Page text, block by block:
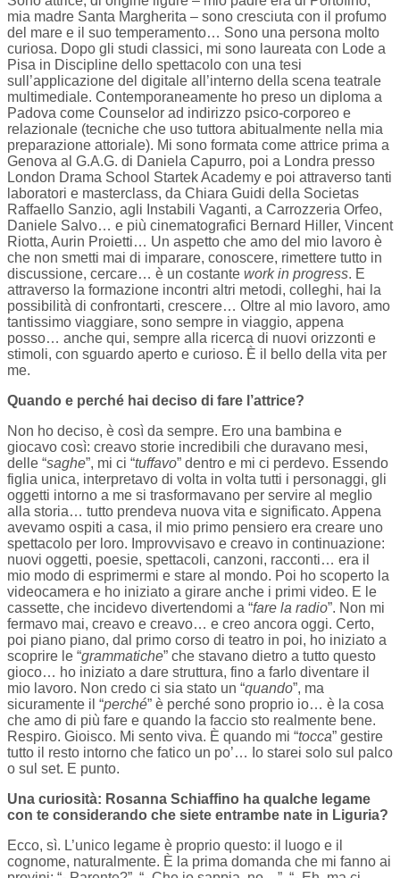
mia madre Santa Margherita – sono cresciuta con il profumo
del mare e il suo temperamento… Sono una persona molto
curiosa. Dopo gli studi classici, mi sono laureata con Lode a
Pisa in Discipline dello spettacolo con una tesi
sull’applicazione del digitale all’interno della scena teatrale
multimediale. Contemporaneamente ho preso un diploma a
Padova come Counselor ad indirizzo psico-corporeo e
relazionale (tecniche che uso tuttora abitualmente nella mia
preparazione attoriale). Mi sono formata come attrice prima a
Genova al G.A.G. di Daniela Capurro, poi a Londra presso
London Drama School Startek Academy e poi attraverso tanti
laboratori e masterclass, da Chiara Guidi della Societas
Raffaello Sanzio, agli Instabili Vaganti, a Carrozzeria Orfeo,
Daniele Salvo… e più cinematografici Bernard Hiller, Vincent
Riotta, Aurin Proietti… Un aspetto che amo del mio lavoro è
che non smetti mai di imparare, conoscere, rimettere tutto in
discussione, cercare… è un costante work in progress. E
attraverso la formazione incontri altri metodi, colleghi, hai la
possibilità di confrontarti, crescere… Oltre al mio lavoro, amo
tantissimo viaggiare, sono sempre in viaggio, appena
posso… anche qui, sempre alla ricerca di nuovi orizzonti e
stimoli, con sguardo aperto e curioso. È il bello della vita per
me.
Quando e perché hai deciso di fare l’attrice?
Non ho deciso, è così da sempre. Ero una bambina e
giocavo così: creavo storie incredibili che duravano mesi,
delle “saghe”, mi ci “tuffavo” dentro e mi ci perdevo. Essendo
figlia unica, interpretavo di volta in volta tutti i personaggi, gli
oggetti intorno a me si trasformavano per servire al meglio
alla storia… tutto prendeva nuova vita e significato. Appena
avevamo ospiti a casa, il mio primo pensiero era creare uno
spettacolo per loro. Improvvisavo e creavo in continuazione:
nuovi oggetti, poesie, spettacoli, canzoni, racconti… era il
mio modo di esprimermi e stare al mondo. Poi ho scoperto la
videocamera e ho iniziato a girare anche i primi video. E le
cassette, che incidevo divertendomi a “fare la radio”. Non mi
fermavo mai, creavo e creavo… e creo ancora oggi. Certo,
poi piano piano, dal primo corso di teatro in poi, ho iniziato a
scoprire le “grammatiche” che stavano dietro a tutto questo
gioco… ho iniziato a dare struttura, fino a farlo diventare il
mio lavoro. Non credo ci sia stato un “quando”, ma
sicuramente il “perché” è perché sono proprio io… è la cosa
che amo di più fare e quando la faccio sto realmente bene.
Respiro. Gioisco. Mi sento viva. È quando mi “tocca” gestire
tutto il resto intorno che fatico un po’… Io starei solo sul palco
o sul set. E punto.
Una curiosità: Rosanna Schiaffino ha qualche legame
con te considerando che siete entrambe nate in Liguria?
Ecco, sì. L’unico legame è proprio questo: il luogo e il
cognome, naturalmente. È la prima domanda che mi fanno ai